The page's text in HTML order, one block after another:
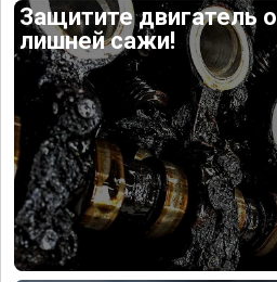
Защитите двигатель
лишней сажи!